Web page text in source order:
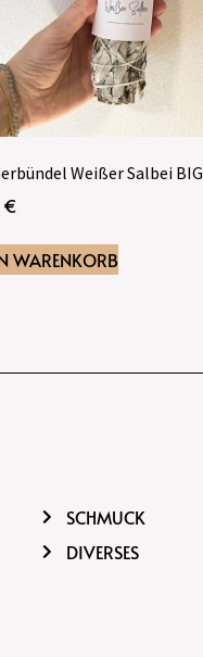
Weißer Salbei BIG
€
WARENKORB
SCHMUCK
DIVERSES